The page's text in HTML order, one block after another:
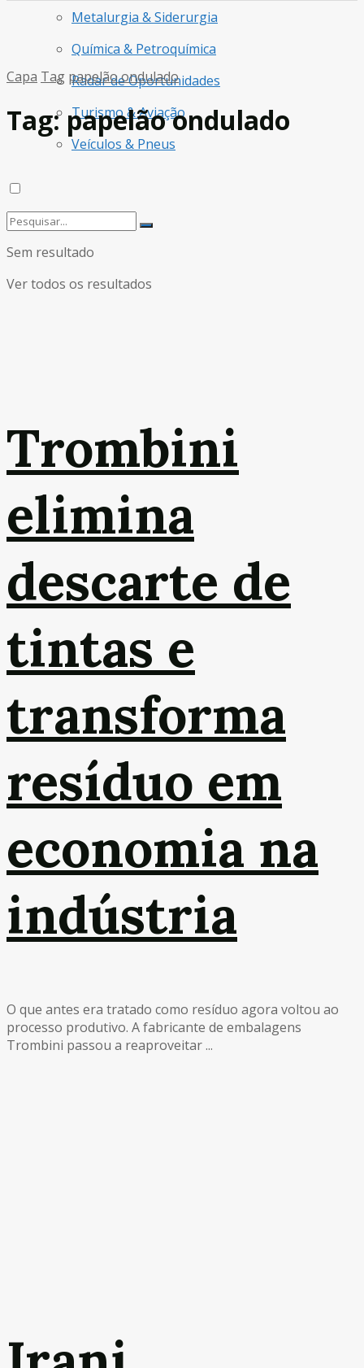
Metalurgia & Siderurgia
Química & Petroquímica
Radar de Oportunidades
Turismo & Aviação
Veículos & Pneus
Sem resultado
Ver todos os resultados
Capa Tag papelão ondulado
Tag:papelão ondulado
Trombini
elimina
descarte de
tintas e
transforma
resíduo em
economia na
indústria
O que antes era tratado como resíduo agora voltou ao
processo produtivo. A fabricante de embalagens
Trombini passou a reaproveitar ...